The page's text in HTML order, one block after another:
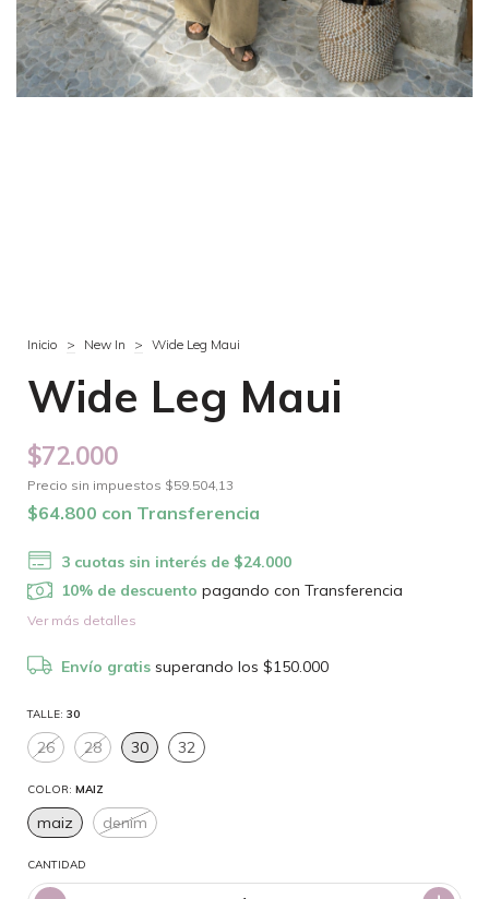
Inicio > New In > Wide Leg Maui
Wide Leg Maui
$72.000
Precio sin impuestos $59.504,13
$64.800 con Transferencia
3 cuotas sin interés de $24.000
10% de descuento pagando con Transferencia
Ver más detalles
Envío gratissuperando los$150.000
TALLE: 30
26 28 30 32
COLOR: MAIZ
maiz denim
CANTIDAD